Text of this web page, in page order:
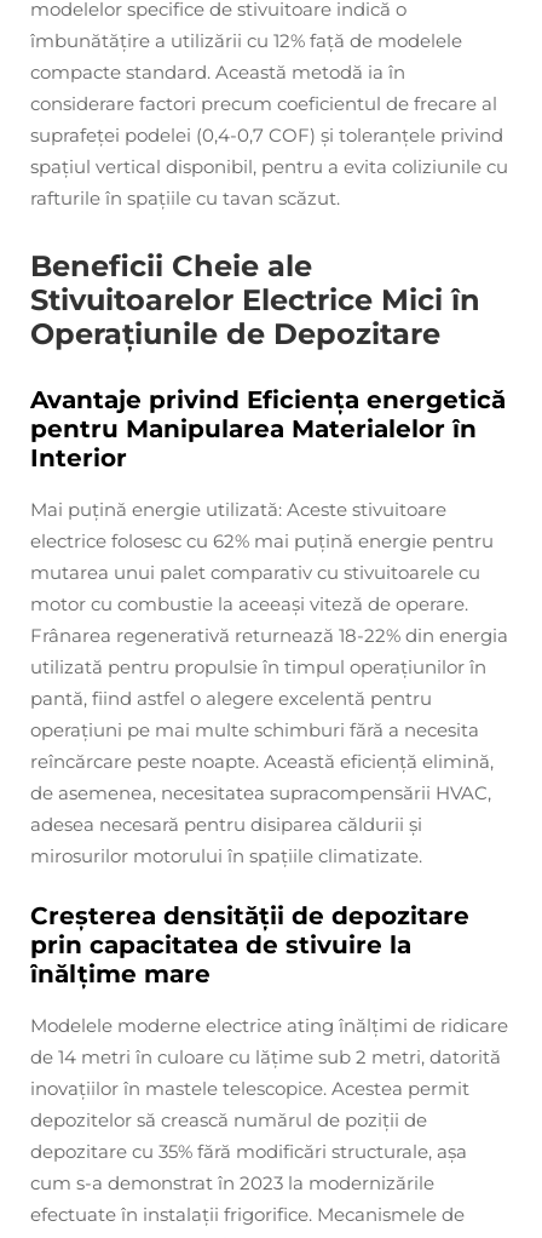
modelelor specifice de stivuitoare indică o
îmbunătățire a utilizării cu 12% față de modelele
compacte standard. Această metodă ia în
considerare factori precum coeficientul de frecare al
suprafeței podelei (0,4-0,7 COF) și toleranțele privind
spațiul vertical disponibil, pentru a evita coliziunile cu
rafturile în spațiile cu tavan scăzut.
Beneficii Cheie ale
Stivuitoarelor Electrice Mici în
Operațiunile de Depozitare
Avantaje privind Eficiența energetică
pentru Manipularea Materialelor în
Interior
Mai puțină energie utilizată: Aceste stivuitoare
electrice folosesc cu 62% mai puțină energie pentru
mutarea unui palet comparativ cu stivuitoarele cu
motor cu combustie la aceeași viteză de operare.
Frânarea regenerativă returnează 18-22% din energia
utilizată pentru propulsie în timpul operațiunilor în
pantă, fiind astfel o alegere excelentă pentru
operațiuni pe mai multe schimburi fără a necesita
reîncărcare peste noapte. Această eficiență elimină,
de asemenea, necesitatea supracompensării HVAC,
adesea necesară pentru disiparea căldurii și
mirosurilor motorului în spațiile climatizate.
Creșterea densității de depozitare
prin capacitatea de stivuire la
înălțime mare
Modelele moderne electrice ating înălțimi de ridicare
de 14 metri în culoare cu lățime sub 2 metri, datorită
inovațiilor în mastele telescopice. Acestea permit
depozitelor să crească numărul de poziții de
depozitare cu 35% fără modificări structurale, așa
cum s-a demonstrat în 2023 la modernizările
efectuate în instalații frigorifice. Mecanismele de